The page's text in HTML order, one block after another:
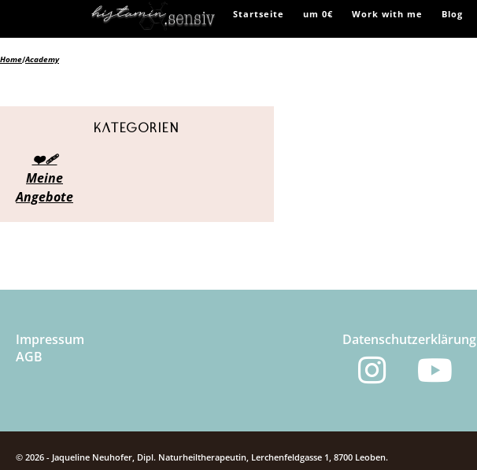
Startseite um 0€ Work with me Blog
Home/Academy
Kategorien
❤️‍🩹
Meine
Angebote
Impressum Datenschutzerklärung
AGB
© 2026 - Jaqueline Neuhofer, Dipl. Naturheiltherapeutin, Lerchenfeldgasse 1, 8700 Leoben.